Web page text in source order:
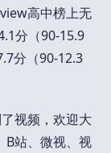
高中榜上无
分（90-15.9
分（90-12.3
视频，欢迎大
B站、微视、视